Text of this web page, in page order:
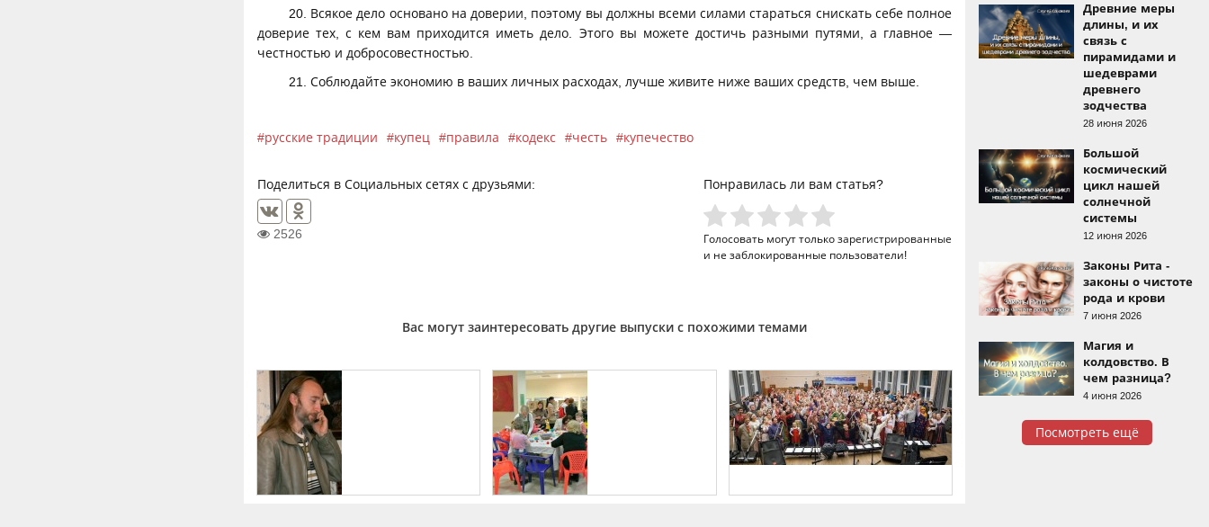
20. Всякое дело основано на доверии, поэтому вы должны всеми силами стараться снискать себе полное
доверие тех, с кем вам приходится иметь дело. Этого вы можете достичь разными путями, а главное —
честностью и добросовестностью.
21. Соблюдайте экономию в ваших личных расходах, лучше живите ниже ваших средств, чем выше.
русские традиции купец правила кодекс честь купечество
Поделиться в Социальных сетях с друзьями:
2526
Понравилась ли вам статья?
Голосовать могут толькозарегистрированные
и не заблокированные пользователи!
Вас могут заинтересовать другие выпуски с похожими темами
Древние меры
длины, и их
связь с
пирамидами и
шедеврами
древнего
зодчества
28 июня 2026
Большой
космический
цикл нашей
солнечной
системы
12 июня 2026
Законы Рита -
законы о чистоте
рода и крови
7 июня 2026
Магия и
колдовство. В
чем разница?
4 июня 2026
Посмотреть ещё